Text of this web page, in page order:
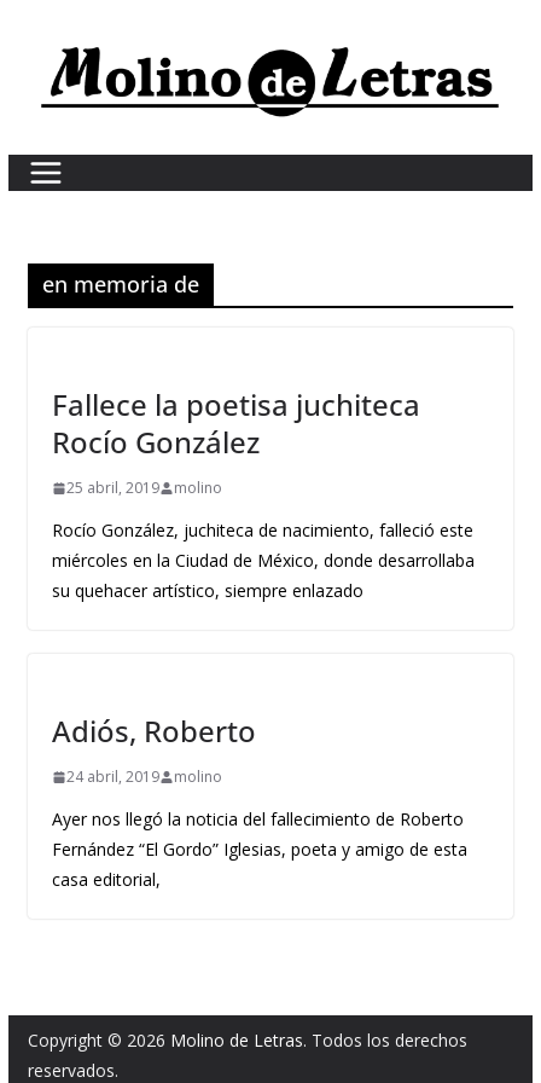
content
en memoria de
Fallece la poetisa juchiteca
Rocío González
25 abril, 2019 molino
Rocío González, juchiteca de nacimiento, falleció este
miércoles en la Ciudad de México, donde desarrollaba
su quehacer artístico, siempre enlazado
Adiós, Roberto
24 abril, 2019 molino
Ayer nos llegó la noticia del fallecimiento de Roberto
Fernández “El Gordo” Iglesias, poeta y amigo de esta
casa editorial,
Copyright © 2026 Molino de Letras. Todos los derechos
reservados.